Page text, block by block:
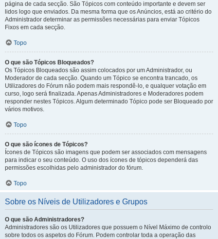
página de cada secção. São Tópicos com conteúdo importante e devem ser
lidos logo que enviados. Da mesma forma que os Anúncios, está ao critério do
Administrador determinar as permissões necessárias para enviar Tópicos
Fixos em cada secção.
Topo
O que são Tópicos Bloqueados?
Os Tópicos Bloqueados são assim colocados por um Administrador, ou
Moderador de cada secção. Quando um Tópico se encontra trancado, os
Utilizadores do Fórum não podem mais respondê-lo, e qualquer votação em
curso, logo será finalizada. Apenas Administradores e Moderadores podem
responder nestes Tópicos. Algum determinado Tópico pode ser Bloqueado por
vários motivos.
Topo
O que são ícones de Tópicos?
Ícones de Tópicos são imagens que podem ser associados com mensagens
para indicar o seu conteúdo. O uso dos ícones de tópicos dependerá das
permissões escolhidas pelo administrador do fórum.
Topo
Sobre os Níveis de Utilizadores e Grupos
O que são Administradores?
Administradores são os Utilizadores que possuem o Nível Máximo de controlo
sobre todos os aspetos do Fórum. Podem controlar toda a operação das